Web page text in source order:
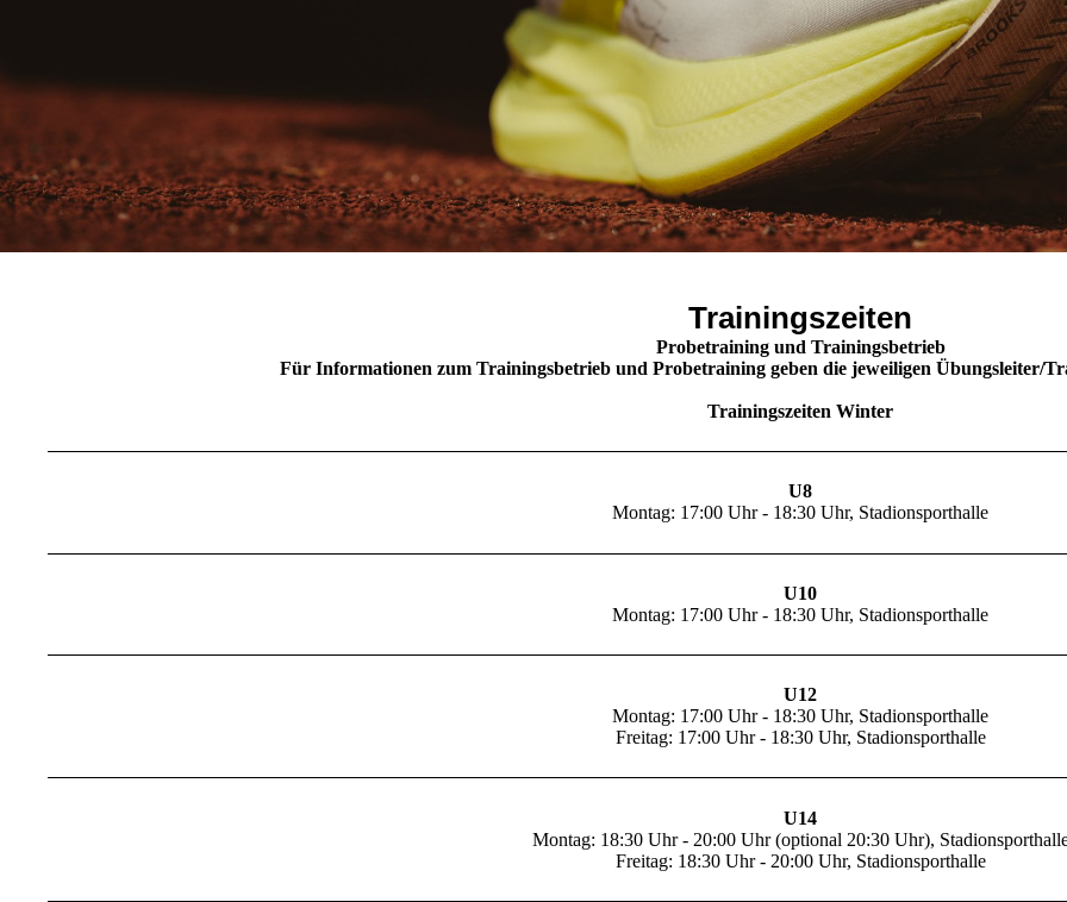
Trainingszeiten
Probetraining und Trainingsbetrieb
Für Informationen zum Trainingsbetrieb und Probetraining geben die jeweiligen Übungsleiter/
Trainingszeiten Winter
U8
Montag: 17:00 Uhr - 18:30 Uhr, Stadionsporthalle
U10
Montag: 17:00 Uhr - 18:30 Uhr, Stadionsporthalle
U12
Montag: 17:00 Uhr - 18:30 Uhr, Stadionsporthalle
Freitag: 17:00 Uhr - 18:30 Uhr, Stadionsporthalle
U14
Montag: 18:30 Uhr - 20:00 Uhr (optional 20:30 Uhr),
Freitag: 18:30 Uhr - 20:00 Uhr, Stadionsporthalle